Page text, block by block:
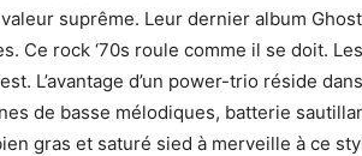
suprême. Leur dernier album
Ce rock ‘70s roule comme il se doit.
L’avantage d’un power-trio réside
de basse mélodiques, batterie
gras et saturé sied à merveille à ce